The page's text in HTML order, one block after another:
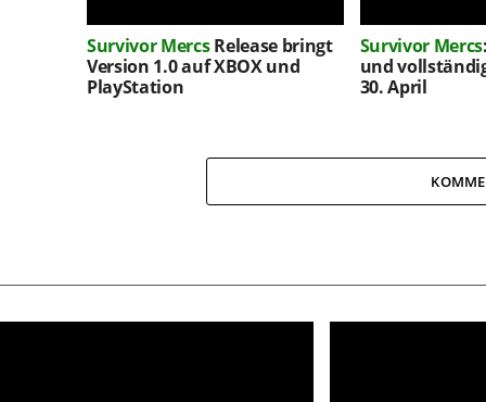
Survivor MercsRelease bringt
Version 1.0 auf XBOX und
PlayStation
Survivor Mercs
und
30. April